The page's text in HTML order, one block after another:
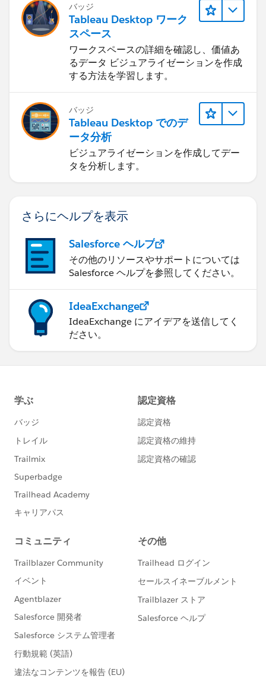
バッジ
Tableau Desktop ワーク
スペース
ワークスペースの詳細を確認し、価値あ
るデータ ビジュアライゼーションを作成
する方法を学習します。
バッジ
Tableau Desktop でのデ
ータ分析
ビジュアライゼーションを作成してデー
タを分析します。
さらにヘルプを表示
Salesforce ヘルプ
その他のリソースやサポートについては
Salesforce ヘルプを参照してください。
IdeaExchange
IdeaExchange にアイデアを送信してく
ださい。